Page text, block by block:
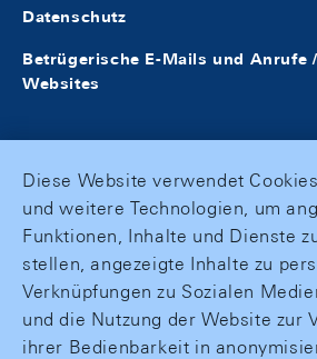
Datenschutz
Betrügerische E-Mails und Anrufe
Websites
Diese Website verwendet
und weitere Technologien, um
Funktionen, Inhalte und Dienste
stellen, angezeigte Inhalte zu
Verknüpfungen zu Sozialen
und die Nutzung der Website zur
ihrer Bedienbarkeit in